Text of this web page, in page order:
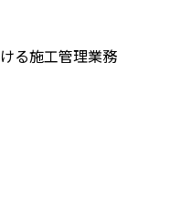
る施工管理業務